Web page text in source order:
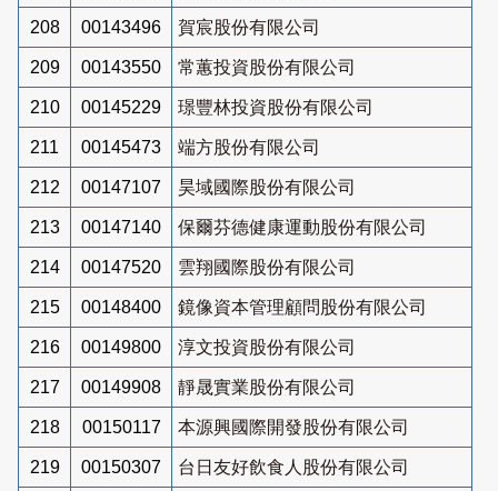
208 00143496 賀宸股份有限公司
209 00143550 常蕙投資股份有限公司
210 00145229 璟豐林投資股份有限公司
211 00145473 端方股份有限公司
212 00147107 昊域國際股份有限公司
213 00147140 保爾芬德健康運動股份有限公司
214 00147520 雲翔國際股份有限公司
215 00148400 鏡像資本管理顧問股份有限公司
216 00149800 淳文投資股份有限公司
217 00149908 靜晟實業股份有限公司
218 00150117 本源興國際開發股份有限公司
219 00150307 台日友好飲食人股份有限公司